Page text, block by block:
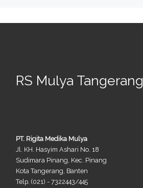
RS Mulya Tangerang
PT. Rigita Medika Mulya
Jl. KH. Hasyim Ashari No. 18
Sudimara Pinang, Kec. Pinang
Kota Tangerang, Banten
Telp. (021) - 7322443/445